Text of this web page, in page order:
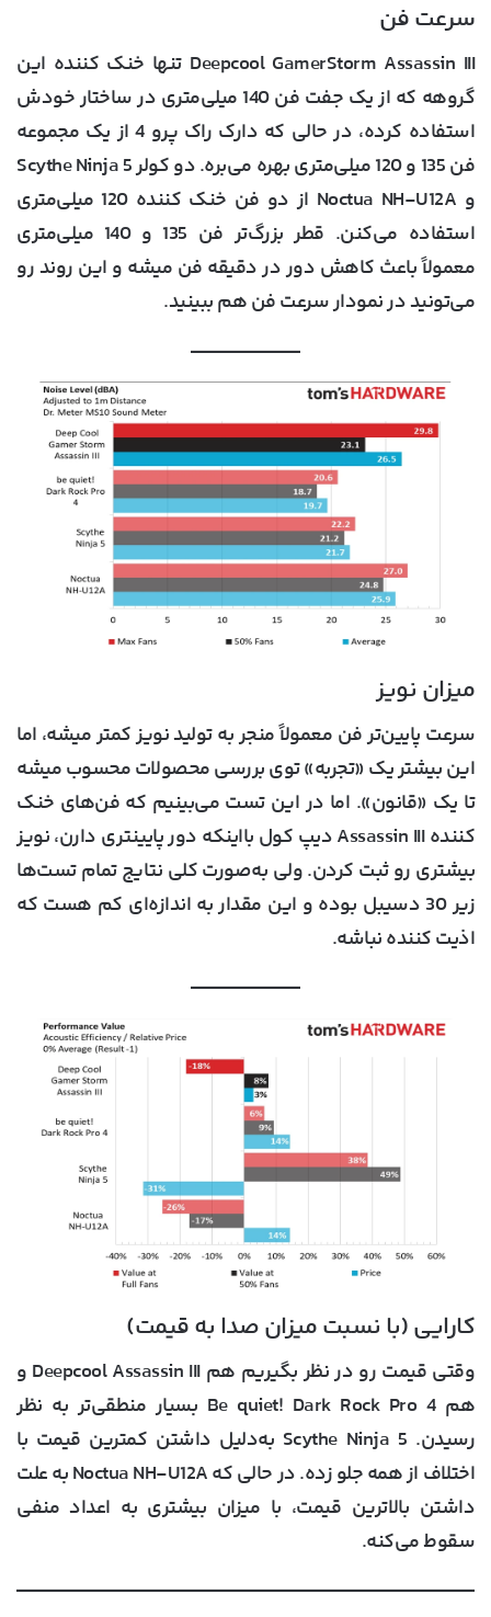
سرعت فن
Deepcool GamerStorm Assassin III تنها خنک کننده این
گروهه که از یک جفت فن 140 میلی‌متری در ساختار خودش
استفاده کرده، در حالی که دارک راک پرو 4 از یک مجموعه
فن 135 و 120 میلی‌متری بهره می‌بره. دو کولر Scythe Ninja 5
و Noctua NH-U12A از دو فن خنک کننده 120 میلی‌متری
استفاده می‌کنن. قطر بزرگ‌تر فن 135 و 140 میلی‌متری
معمولاً باعث کاهش دور در دقیقه فن میشه و این روند رو
می‌تونید در نمودار سرعت فن هم ببینید.
میزان نویز
سرعت پایین‌تر فن معمولاً منجر به تولید نویز کمتر میشه، اما
این بیشتر یک «تجربه» توی بررسی محصولات محسوب میشه
تا یک «قانون». اما در این تست می‌بینیم که فن‌های خنک
کننده Assassin III دیپ کول بااینکه دور پایینتری دارن، نویز
بیشتری رو ثبت کردن. ولی به‌صورت کلی نتایج تمام تست‌ها
زیر 30 دسیبل بوده و این مقدار به اندازه‌ای کم هست که
اذیت کننده نباشه.
کارایی (با نسبت میزان صدا به قیمت)
وقتی قیمت رو در نظر بگیریم هم Deepcool Assassin III و
هم Be quiet! Dark Rock Pro 4 بسیار منطقی‌تر به نظر
رسیدن. Scythe Ninja 5 به‌دلیل داشتن کمترین قیمت با
اختلاف از همه جلو زده. در حالی که Noctua NH-U12A به علت
داشتن بالاترین قیمت، با میزان بیشتری به اعداد منفی
سقوط می‌کنه.